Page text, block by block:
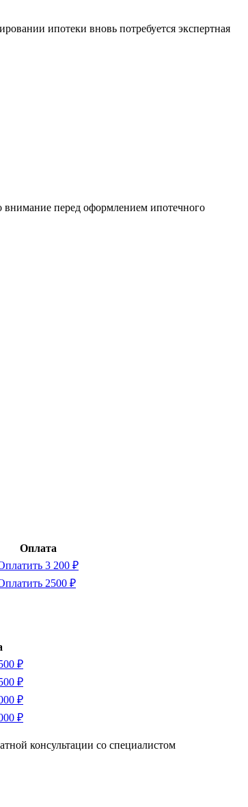
ипотеки вновь потребуется экспертная
перед оформлением ипотечного
Оплата
3 200 ₽
2500 ₽
₽
₽
₽
₽
консультации со специалистом